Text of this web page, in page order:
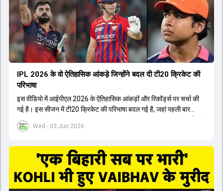
मैनेजमेंट तक, सभी एक ही पेज पर रहते हैं, जिससे मैदान पर कोई कंफ्यूजन नहीं
होता। यही कारण है कि RCB ने लगातार सफलता हासिल की है।
Wed - 03 Jun 2026
IPL 2026 के वो ऐतिहासिक आंकड़े जिन्होंने बदल दी टी20 क्रिकेट की
परिभाषा
इस वीडियो में आईपीएल 2026 के ऐतिहासिक आंकड़ों और रिकॉर्ड्स पर चर्चा की
गई है। इस सीजन में टी20 क्रिकेट की परिभाषा बदल गई है, जहां पहली बार
भारतीय बल्लेबाजों का स्ट्राइक रेट विदेशी खिलाड़ियों से ज्यादा रहा। पूरे टूर्नामेंट में
1426 छक्के लगे और 65 बार टीमों ने 200 से ज्यादा का स्कोर बनाया, जो एक
स्ट्राइक रेट के साथ मोस्ट वैल्युएबल प्लेयर का खिताब जीता। इसके अलावा पंजाब
और बेंगलुरु के प्रदर्शन के साथ-साथ लक्ष्य का पीछा करने वाली टीमों की सफलता
के आंकड़ों का भी विश्लेषण किया गया है।